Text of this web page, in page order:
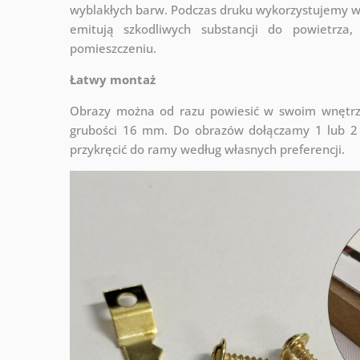
wyblakłych barw. Podczas druku wykorzystujemy
emitują szkodliwych substancji do
pomieszczeniu.
Łatwy montaż
Obrazy można od razu powiesić w swoim
grubości 16 mm. Do obrazów dołączamy 1 lub
przykręcić do ramy według własnych preferencji.